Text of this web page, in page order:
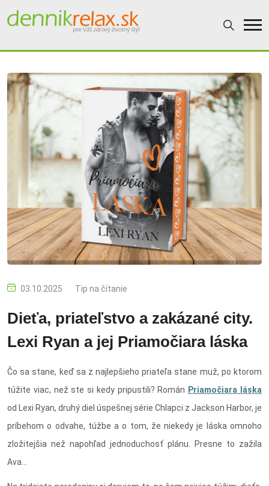
03.10.2025 Tip na čítanie
Dieťa, priateľstvo a zakázané city.
Lexi Ryan a jej Priamočiara láska
Čo sa stane, keď sa z najlepšieho priateľa stane muž, po ktorom
túžite viac, než ste si kedy pripustili? Román Priamočiara láska
od Lexi Ryan, druhý diel úspešnej série Chlapci z Jackson Harbor, je
príbehom o odvahe, túžbe a o tom, že niekedy je láska omnoho
zložitejšia než napohľad jednoduchosť plánu. Presne to zažila
Ava...